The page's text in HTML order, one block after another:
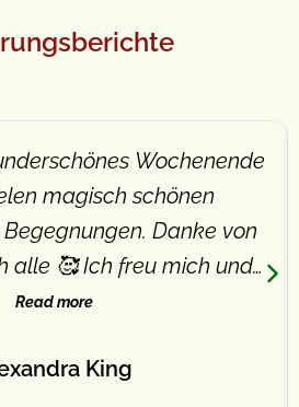
Wochenende
magisch schönen
Danke von
mich und
LiBRA in die Welt
tatsächlich ins Herz
Read more
King